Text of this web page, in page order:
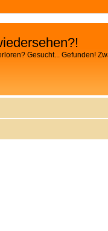
Gesucht... Gefunden!